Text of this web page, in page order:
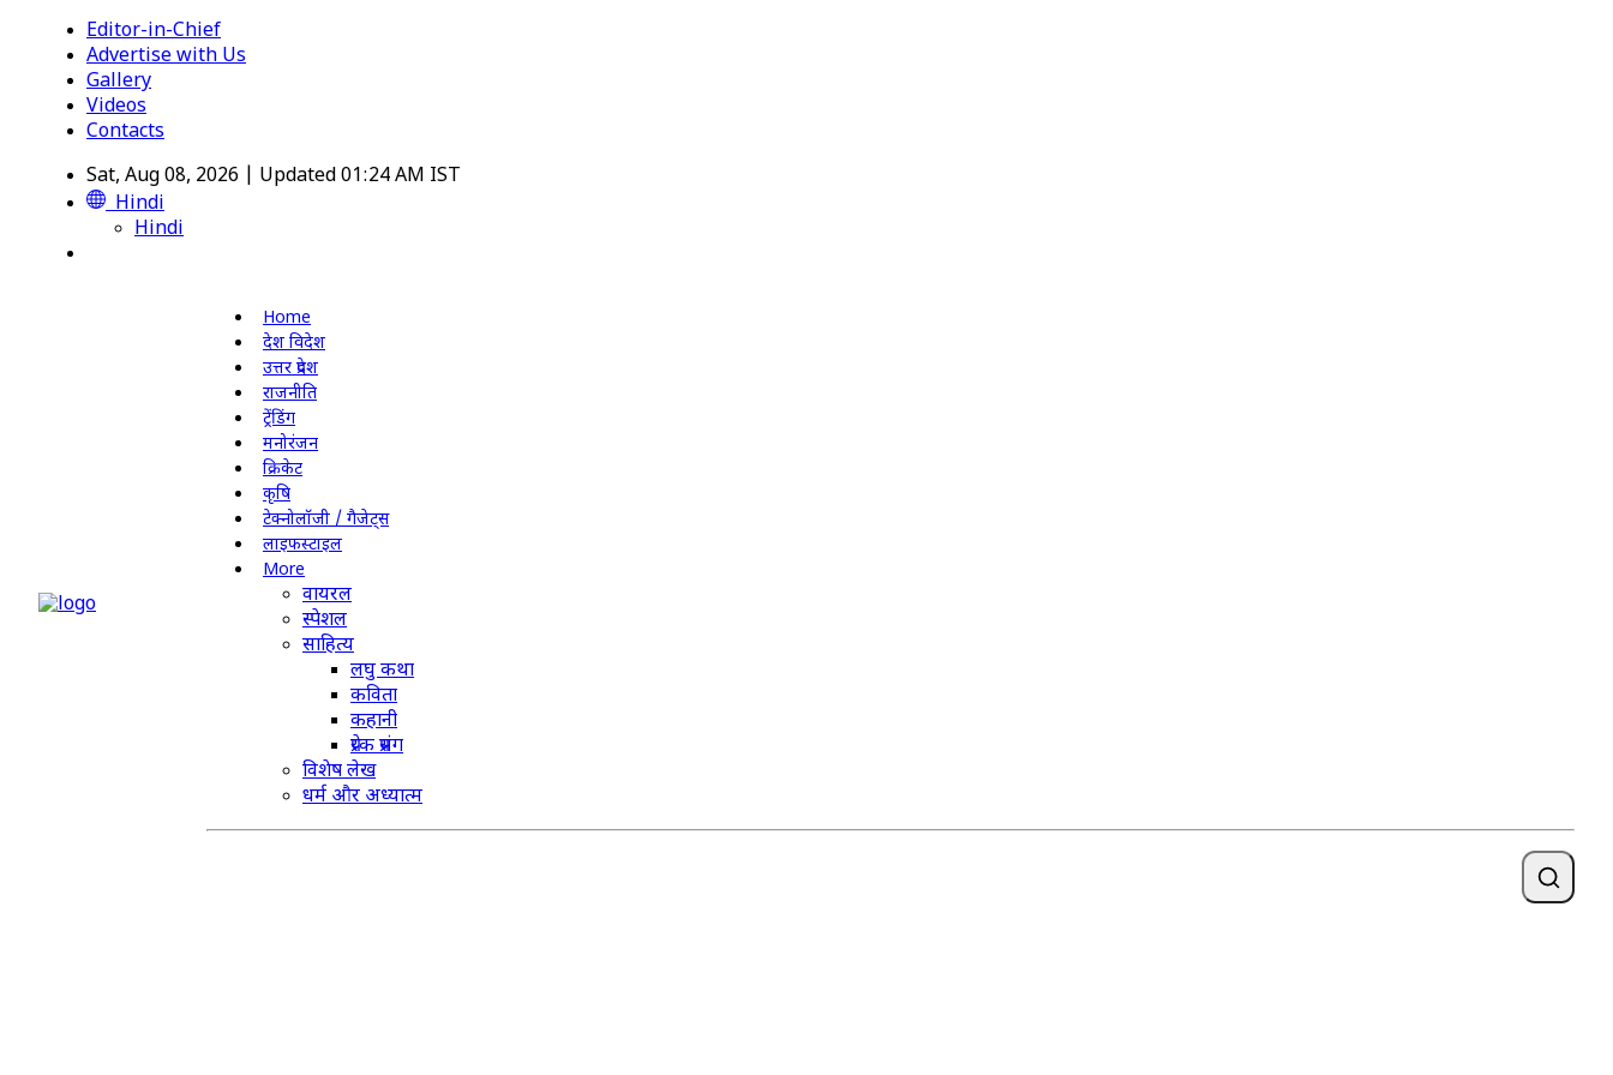
Editor-in-Chief
Advertise with Us
Gallery
Videos
Contacts
Sat, Aug 08, 2026 | Updated 01:24 AM IST
Hindi
Hindi
Home
देश विदेश
उत्तर प्रदेश
राजनीति
ट्रेंडिंग
मनोरंजन
क्रिकेट
कृषि
टेक्नोलॉजी / गैजेट्स
लाइफस्टाइल
More
वायरल
स्पेशल
साहित्य
लघु कथा
कविता
कहानी
प्रेरक प्रसंग
विशेष लेख
धर्म और अध्यात्म